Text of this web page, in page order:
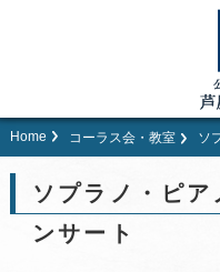
Home コーラス会・教室 ソ
ソプラノ・ピア
ンサート